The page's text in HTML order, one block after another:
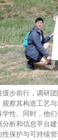
缓步前行，调研
观察其构造工艺
学性。同时，他
分析和信息平台
性保护与可持续